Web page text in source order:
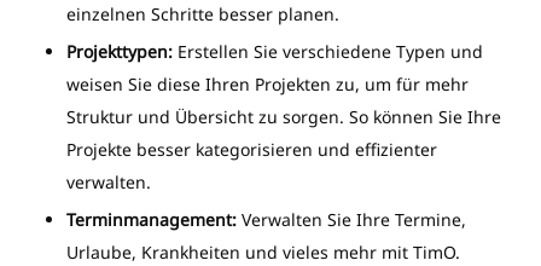
einzelnen Schritte besser planen.
Projekttypen: Erstellen Sie verschiedene Typen und
weisen Sie diese Ihren Projekten zu, um für mehr
Struktur und Übersicht zu sorgen. So können Sie Ihre
Projekte besser kategorisieren und effizienter
verwalten.
Terminmanagement: Verwalten Sie Ihre Termine,
Urlaube, Krankheiten und vieles mehr mit TimO.